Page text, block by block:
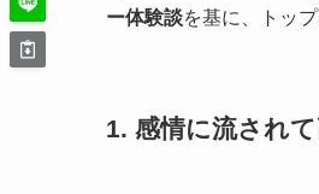
ー体験談を基に、トッ
1. 感情に流され